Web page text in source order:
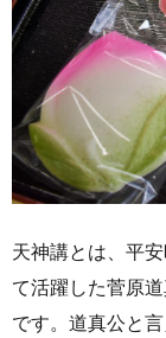
天神講とは、平
て活躍した菅原
です。道真公と